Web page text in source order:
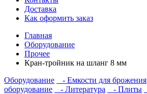
Доставка
Как оформить заказ
Главная
Оборудование
Прочее
Кран-тройник на шланг 8 мм
Оборудование
- Емкости для брожения
оборудование
- Литература - Плиты